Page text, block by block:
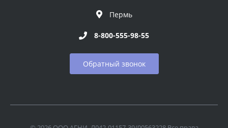
Пермь
8-800-555-98-55
Обратный звонок